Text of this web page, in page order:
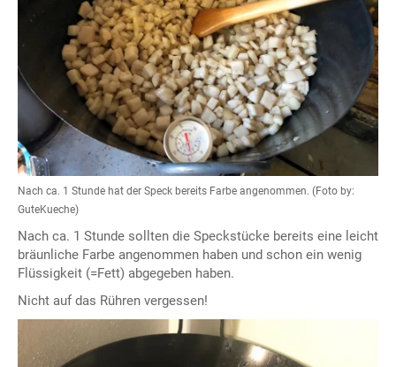
Nach ca. 1 Stunde hat der Speck bereits Farbe angenommen. (Foto by:
GuteKueche)
Nach ca. 1 Stunde sollten die Speckstücke bereits eine leicht
bräunliche Farbe angenommen haben und schon ein wenig
Flüssigkeit (=Fett) abgegeben haben.
Nicht auf das Rühren vergessen!